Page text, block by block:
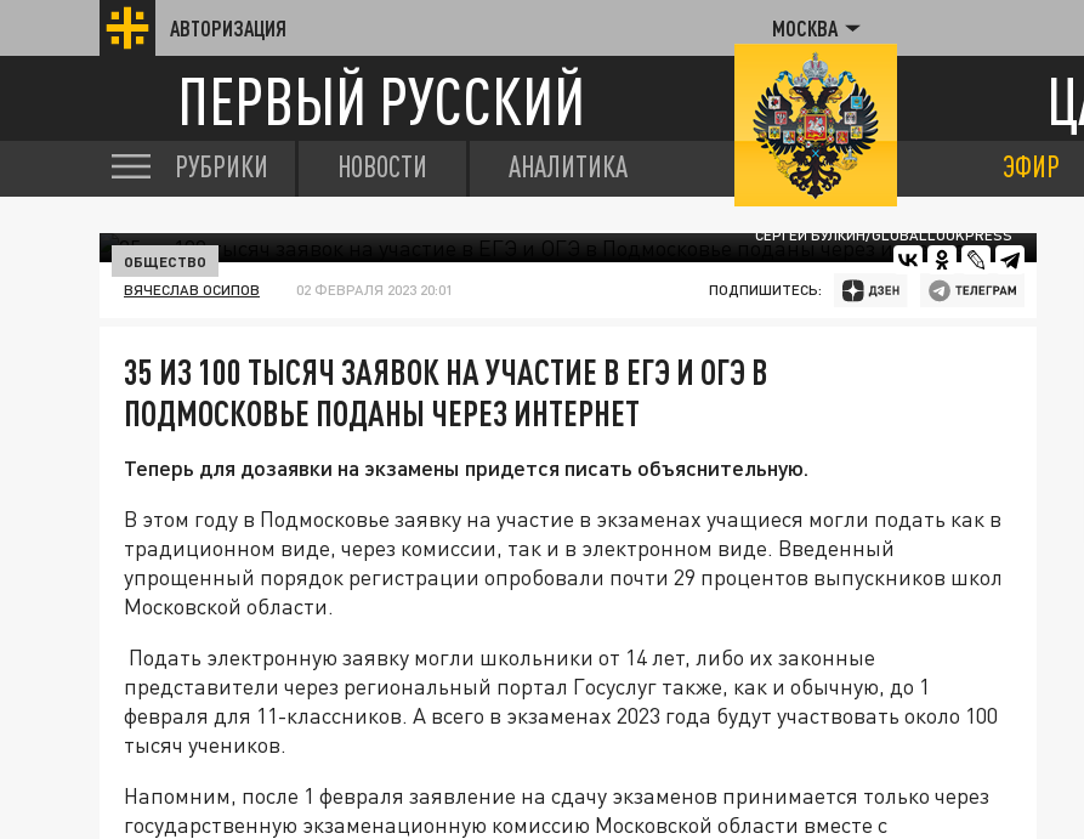
АВТОРИЗАЦИЯ МОСКВА
ПЕРВЫЙ РУССКИЙ
РУБРИКИ НОВОСТИ АНАЛИТИКА ЭФИР
СЕРГЕЙ БУЛКИН/GLOBALLOOKPRESS
ОБЩЕСТВО
ВЯЧЕСЛАВ ОСИПОВ 02 ФЕВРАЛЯ 2023 20:01 ПОДПИШИТЕСЬ:
35 ИЗ 100 ТЫСЯЧ ЗАЯВОК НА УЧАСТИЕ В ЕГЭ И ОГЭ В
ПОДМОСКОВЬЕ ПОДАНЫ ЧЕРЕЗ ИНТЕРНЕТ
Теперь для дозаявки на экзамены придется писать объяснительную.
В этом году в Подмосковье заявку на участие в экзаменах учащиеся могли подать как в
традиционном виде, через комиссии, так и в электронном виде. Введенный
упрощенный порядок регистрации опробовали почти 29 процентов выпускников школ
Московской области.
Подать электронную заявку могли школьники от 14 лет, либо их законные
представители через региональный портал Госуслуг также, как и обычную, до 1
февраля для 11-классников. А всего в экзаменах 2023 года будут участвовать около 100
тысяч учеников.
Напомним, после 1 февраля заявление на сдачу экзаменов принимается только через
государственную экзаменационную комиссию Московской области вместе с